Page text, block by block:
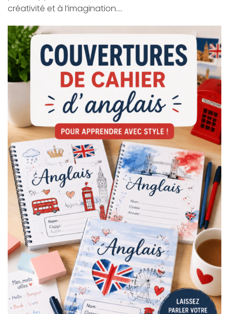
créativité et à l’imagination.…